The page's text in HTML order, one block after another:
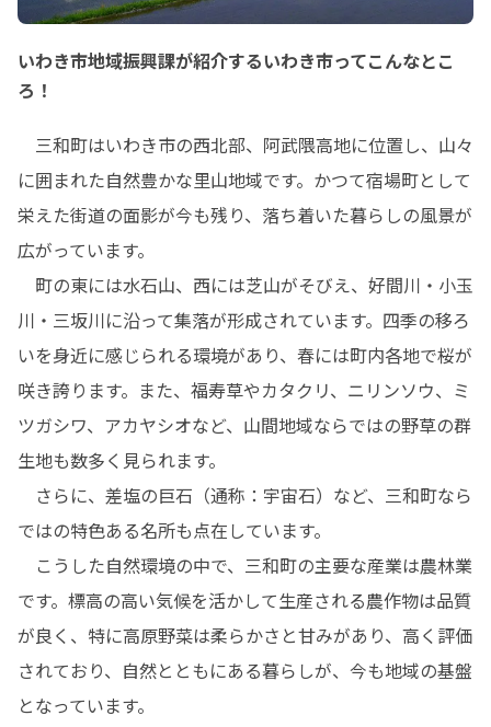
いわき市地域振興課が紹介するいわき市ってこんなとこ
ろ！
三和町はいわき市の西北部、阿武隈高地に位置し、山々
に囲まれた自然豊かな里山地域です。かつて宿場町として
栄えた街道の面影が今も残り、落ち着いた暮らしの風景が
広がっています。
町の東には水石山、西には芝山がそびえ、好間川・小玉
川・三坂川に沿って集落が形成されています。四季の移ろ
いを身近に感じられる環境があり、春には町内各地で桜が
咲き誇ります。また、福寿草やカタクリ、ニリンソウ、ミ
ツガシワ、アカヤシオなど、山間地域ならではの野草の群
生地も数多く見られます。
さらに、差塩の巨石（通称：宇宙石）など、三和町なら
ではの特色ある名所も点在しています。
こうした自然環境の中で、三和町の主要な産業は農林業
です。標高の高い気候を活かして生産される農作物は品質
が良く、特に高原野菜は柔らかさと甘みがあり、高く評価
されており、自然とともにある暮らしが、今も地域の基盤
となっています。